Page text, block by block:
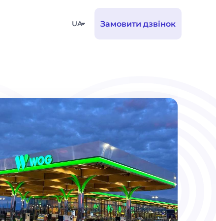
UA Замовити дзвінок